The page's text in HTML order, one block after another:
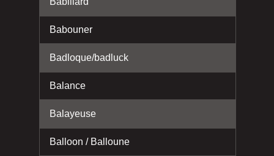
Babouner
Badloque/badluck
Balance
Balayeuse
Balloon / Balloune